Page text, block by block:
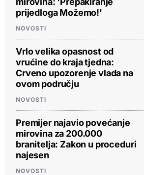
prijedloga Možemo!'
NOVOSTI
Vrlo velika opasnost od
vrućine do kraja tjedna:
Crveno upozorenje vlada na
ovom području
NOVOSTI
Premijer najavio povećanje
mirovina za 200.000
branitelja: Zakon u proceduri
najesen
NOVOSTI